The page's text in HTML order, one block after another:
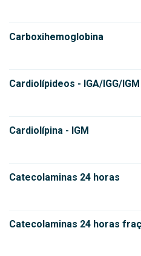
Carboxihemoglobina
Cardiolípideos - IGA/IGG/IGM
Cardiolípina - IGM
Catecolaminas 24 horas
Catecolaminas 24 horas